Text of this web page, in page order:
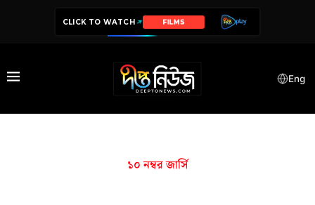
CLICK TO WATCH FILMS
Eng
১০ নম্বর জার্সি